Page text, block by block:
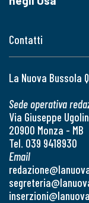
Contatti
La Nuova Bussola
Sede operativa
Via Giuseppe
20900 Monza - MB
Tel. 039 9418930
Email